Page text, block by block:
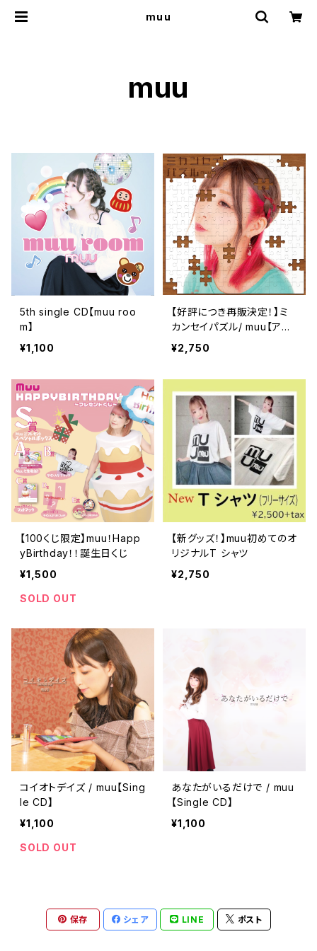
muu
muu
5th single CD【muu roo
m】
¥1,100
【好評につき再販決定！】ミ
カンセイパズル/ muu【アル
バム】
¥2,750
【100くじ限定】muu！Happ
yBirthday！！誕生日くじ
¥1,500
SOLD OUT
【新グッズ！】muu初めてのオ
リジナルT シャツ
¥2,750
コイオトデイズ / muu【Sing
le CD】
¥1,100
SOLD OUT
あなたがいるだけで / muu
【Single CD】
¥1,100
保存 シェア LINE ポスト